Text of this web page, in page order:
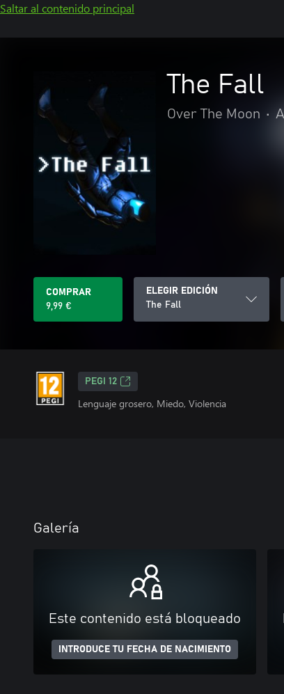
Saltar al contenido principal
The Fall
Over The Moon •
COMPRAR
9,99 €
ELEGIR EDICIÓN
The Fall
PEGI 12
Lenguaje grosero, Miedo, Violencia
Galería
Este contenido está bloqueado
INTRODUCE TU FECHA DE NACIMIENTO